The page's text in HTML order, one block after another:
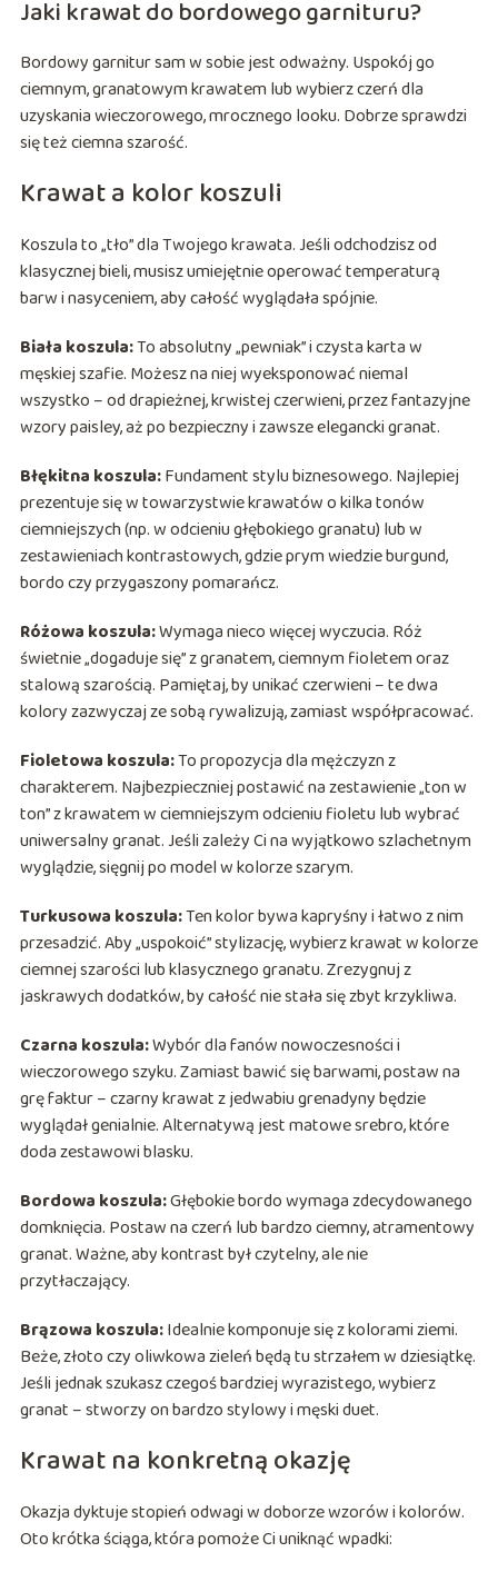
Jaki krawat do bordowego garnituru?
Bordowy garnitur sam w sobie jest odważny. Uspokój go
ciemnym, granatowym krawatem lub wybierz czerń dla
uzyskania wieczorowego, mrocznego looku. Dobrze sprawdzi
się też ciemna szarość.
Krawat a kolor koszuli
Koszula to „tło” dla Twojego krawata. Jeśli odchodzisz od
klasycznej bieli, musisz umiejętnie operować temperaturą
barw i nasyceniem, aby całość wyglądała spójnie.
Biała koszula:To absolutny „pewniak” i czysta karta w
męskiej szafie. Możesz na niej wyeksponować niemal
wszystko – od drapieżnej, krwistej czerwieni, przez fantazyjne
wzory paisley, aż po bezpieczny i zawsze elegancki granat.
Błękitna koszula:Fundament stylu biznesowego. Najlepiej
prezentuje się w towarzystwie krawatów o kilka tonów
ciemniejszych (np. w odcieniu głębokiego granatu) lub w
zestawieniach kontrastowych, gdzie prym wiedzie burgund,
bordo czy przygaszony pomarańcz.
Różowa koszula:Wymaga nieco więcej wyczucia. Róż
świetnie „dogaduje się” z granatem, ciemnym fioletem oraz
stalową szarością. Pamiętaj, by unikać czerwieni – te dwa
kolory zazwyczaj ze sobą rywalizują, zamiast współpracować.
Fioletowa koszula:To propozycja dla mężczyzn z
charakterem. Najbezpieczniej postawić na zestawienie „ton w
ton” z krawatem w ciemniejszym odcieniu fioletu lub wybrać
uniwersalny granat. Jeśli zależy Ci na wyjątkowo szlachetnym
wyglądzie, sięgnij po model w kolorze szarym.
Turkusowa koszula:Ten kolor bywa kapryśny i łatwo z nim
przesadzić. Aby „uspokoić” stylizację, wybierz krawat w kolorze
ciemnej szarości lub klasycznego granatu. Zrezygnuj z
jaskrawych dodatków, by całość nie stała się zbyt krzykliwa.
Czarna koszula:Wybór dla fanów nowoczesności i
wieczorowego szyku. Zamiast bawić się barwami, postaw na
grę faktur – czarny krawat z jedwabiu grenadyny będzie
wyglądał genialnie. Alternatywą jest matowe srebro, które
doda zestawowi blasku.
Bordowa koszula:Głębokie bordo wymaga zdecydowanego
domknięcia. Postaw na czerń lub bardzo ciemny, atramentowy
granat. Ważne, aby kontrast był czytelny, ale nie
przytłaczający.
Brązowa koszula:Idealnie komponuje się z kolorami ziemi.
Beże, złoto czy oliwkowa zieleń będą tu strzałem w dziesiątkę.
Jeśli jednak szukasz czegoś bardziej wyrazistego, wybierz
granat – stworzy on bardzo stylowy i męski duet.
Krawat na konkretną okazję
Okazja dyktuje stopień odwagi w doborze wzorów i kolorów.
Oto krótka ściąga, która pomoże Ci uniknąć wpadki: